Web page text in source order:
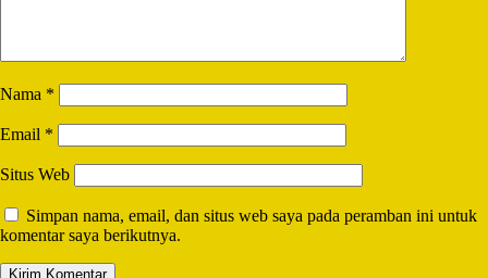
Nama *
Email *
Situs Web
Simpan nama, email, dan situs web saya pada peramban ini untuk
komentar saya berikutnya.